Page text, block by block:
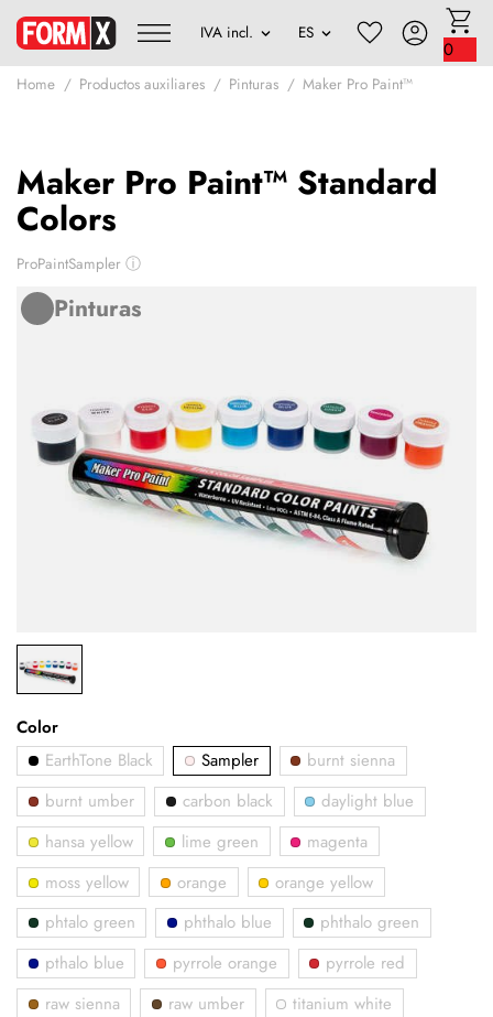
0
Home Productos auxiliares Pinturas Maker Pro Paint™
Maker Pro Paint™ Standard
Colors
ProPaintSampler ⓘ
Pinturas
Color
EarthTone Black
Sampler
burnt sienna
burnt umber
carbon black
daylight blue
hansa yellow
lime green
magenta
moss yellow
orange
orange yellow
phtalo green
phthalo blue
phthalo green
pthalo blue
pyrrole orange
pyrrole red
raw sienna
raw umber
titanium white